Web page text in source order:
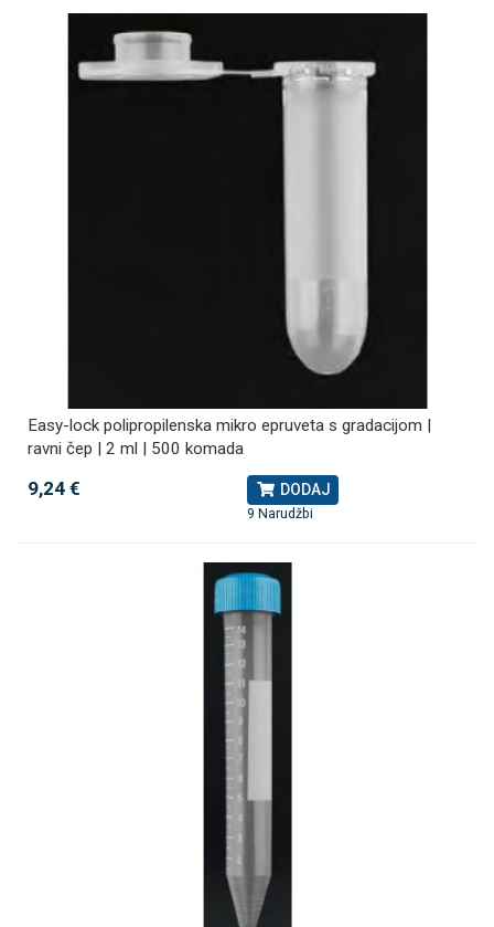
Easy-lock polipropilenska mikro epruveta s gradacijom |
ravni čep | 2 ml | 500 komada
9,24 € DODAJ
9 Narudžbi